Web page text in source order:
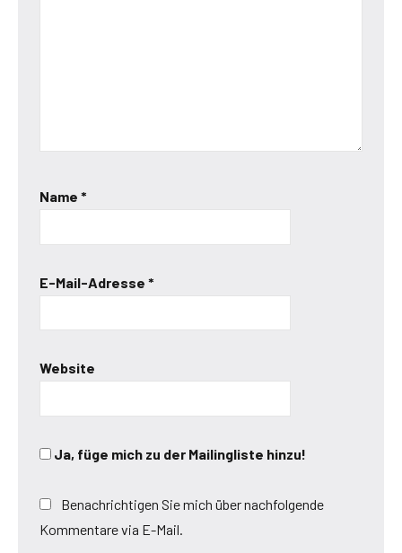
Name *
E-Mail-Adresse *
Website
Ja, füge mich zu der Mailingliste hinzu!
Benachrichtigen Sie mich über nachfolgende
Kommentare via E-Mail.